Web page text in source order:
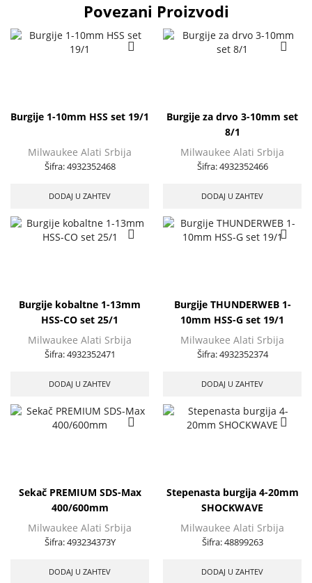
Povezani Proizvodi
Burgije 1-10mm HSS set 19/1
Milwaukee Alati Srbija
Šifra:4932352468
DODAJ U ZAHTEV
Burgije za drvo 3-10mm set
8/1
Milwaukee Alati Srbija
Šifra:4932352466
DODAJ U ZAHTEV
Burgije kobaltne 1-13mm
HSS-CO set 25/1
Milwaukee Alati Srbija
Šifra:4932352471
DODAJ U ZAHTEV
Burgije THUNDERWEB 1-
10mm HSS-G set 19/1
Milwaukee Alati Srbija
Šifra:4932352374
DODAJ U ZAHTEV
Sekač PREMIUM SDS-Max
400/600mm
Milwaukee Alati Srbija
Šifra:493234373Y
DODAJ U ZAHTEV
Stepenasta burgija 4-20mm
SHOCKWAVE
Milwaukee Alati Srbija
Šifra:48899263
DODAJ U ZAHTEV